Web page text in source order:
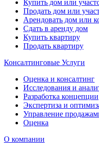
Купить дом или
Продать дом или
Арендовать дом или
Сдать в аренду дом
Купить квартиру
Продать квартиру
Консалтинговые Услуги
Оценка и консалтинг
Исследования и
Разработка концепции
Экспертиза и
Управление
Оценка
О компании